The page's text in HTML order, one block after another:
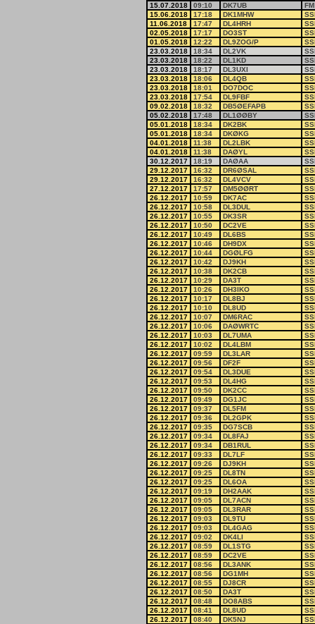
15.07.2018 09:10 DK7UB
FM
15.06.2018
17:18 DK1MHW
11.06.2018
17:47 DL4HRH
02.05.2018
17:17 DO3ST
01.05.2018
12:22 DL9ZOG/P
23.03.2018
18:34 DL2VK
23.03.2018
18:22 DL1KD
23.03.2018
18:17 DL3UXI
23.03.2018
18:06 DL4QB
23.03.2018
18:01 DO7DOC
23.03.2018
17:54 DL9FBF
09.02.2018
18:32 DB5ØEFAPB
05.02.2018
17:48 DL1ØØBY
05.01.2018
18:34 DK2BK
05.01.2018
18:34 DKØKG
04.01.2018
11:38 DL2LBK
04.01.2018
11:38 DAØYL
30.12.2017
18:19 DAØAA
29.12.2017
16:32 DR6ØSAL
29.12.2017
16:32 DL4VCV
27.12.2017
17:57 DM5ØØRT
26.12.2017
10:59 DK7AC
26.12.2017
10:58 DL3DUL
26.12.2017
10:55 DK3SR
26.12.2017
10:50 DC2VE
26.12.2017
10:49 DL6BS
26.12.2017
10:46 DH9DX
26.12.2017
10:44 DGØLFG
26.12.2017
10:42 DJ9KH
26.12.2017
10:38 DK2CB
26.12.2017
10:29 DA3T
26.12.2017
10:26 DH3IKO
26.12.2017
10:17 DL8BJ
26.12.2017
10:10 DL8UD
26.12.2017
10:07 DM6RAC
26.12.2017
10:06 DAØWRTC
26.12.2017
10:03 DL7UMA
26.12.2017
10:02 DL4LBM
26.12.2017
09:59 DL3LAR
26.12.2017
09:56 DF2F
26.12.2017
09:54 DL3DUE
26.12.2017
09:53 DL4HG
26.12.2017
09:50 DK2CC
26.12.2017
09:49 DG1JC
26.12.2017
09:37 DL5FM
26.12.2017
09:36 DL2GPK
26.12.2017
09:35 DG7SCB
26.12.2017
09:34 DL8FAJ
26.12.2017
09:34 DB1RUL
26.12.2017
09:33 DL7LF
26.12.2017
09:26 DJ9KH
26.12.2017
09:25 DL8TN
26.12.2017
09:25 DL6OA
26.12.2017
09:19 DH2AAK
26.12.2017
09:05 DL7ACN
26.12.2017
09:05 DL3RAR
26.12.2017
09:03 DL9TU
26.12.2017
09:03 DL4GAG
26.12.2017
09:02 DK4LI
26.12.2017
08:59 DL1STG
26.12.2017
08:59 DC2VE
26.12.2017
08:56 DL3ANK
26.12.2017
08:56 DG1MH
26.12.2017
08:55 DJ8CR
26.12.2017
08:50 DA3T
26.12.2017
08:48 DO8ABS
26.12.2017
08:41 DL8UD
26.12.2017
08:40 DK5NJ